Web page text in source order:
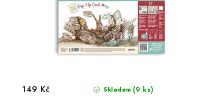
Skladem (9 ks)
149 Kč